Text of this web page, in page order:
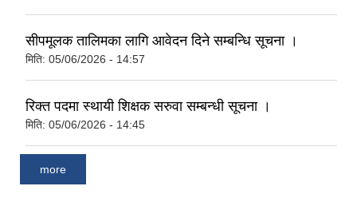
सीपमूलक तालिमका लागि आवेदन दिने सम्बन्धि सूचना ।
मिति: 05/06/2026 - 14:57
रिक्त पदमा स्थायी शिक्षक सरुवा सम्बन्धी सूचना ।
मिति: 05/06/2026 - 14:45
more